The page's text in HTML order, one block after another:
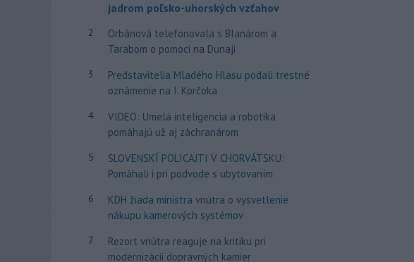
jadrom poľsko-uhorských vzťahov
2
Orbánová telefonovala s Blanárom a
Tarabom o pomoci na Dunaji
3
Predstavitelia Mladého Hlasu podali trestné
oznámenie na I. Korčoka
4
VIDEO: Umelá inteligencia a robotika
pomáhajú už aj záchranárom
5
SLOVENSKÍ POLICAJTI V CHORVÁTSKU:
Pomáhali i pri podvode s ubytovaním
6
KDH žiada ministra vnútra o vysvetlenie
nákupu kamerových systémov
7
Rezort vnútra reaguje na kritiku pri
modernizácii dopravných kamier